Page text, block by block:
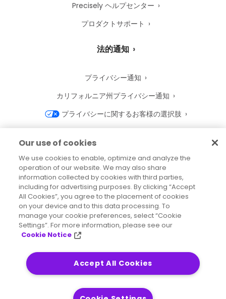
Precisely ヘルプセンター
プロダクトサポート
法的通知
プライバシー通知
カリフォルニア州プライバシー通知
プライバシーに関するお客様の選択肢
利用規約
商標
法人
利用規約
2026 © Precisely
Our use of cookies
We use cookies to enable, optimize and analyze the
operation of our website. We may also share
information collected by cookies with third parties,
including for advertising purposes. By clicking “Accept
All Cookies”, you agree to the placement of cookies
on your device and to this data processing. To
manage your cookie preferences, select “Cookie
Settings”. For more information, please see our
Cookie Notice
Accept All Cookies